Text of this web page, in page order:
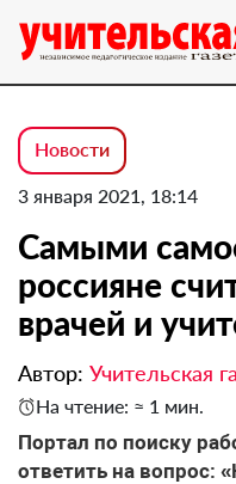
Новости
3 января 2021, 18:14
Самыми
россияне
врачей и
Автор: Учительская
На чтение: ≈ 1 мин.
Портал по поиску
ответить на вопрос: